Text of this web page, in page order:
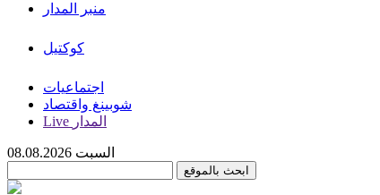
منبر المدار
كوكتيل
اجتماعيات
شوبينغ واقتصاد
Live المدار